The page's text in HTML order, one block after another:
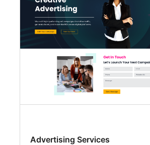
Advertising Services